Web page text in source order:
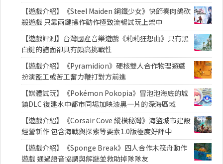
【遊戲介紹】《Steel Maiden 鋼鐵少女》快節奏肉鴿砍
殺遊戲 只靠兩鍵操作動作極致流暢試玩上架中
【遊戲評測】台灣國產音樂遊戲《莉莉狂想曲》只有黑
白鍵的譜面卻具有頗高挑戰性
【遊戲介紹】《Pyramidion》硬核雙人合作物理遊戲
扮演監工或苦工奮力鞭打對方前進
【媒體試玩】《Pokémon Pokopia》冒泡泡海底的城
鎮DLC 復建水中都市同場加映漆黑一片的深海區域
【遊戲介紹】《Corsair Cove 縱橫秘灣》海盜城市建設
經營新作 包含海戰與探索等要素1.0版極度好評中
【遊戲介紹】《Sponge Break》四人合作木筏舟動作
遊戲 通過語音協調與解謎並救助掉隊隊友